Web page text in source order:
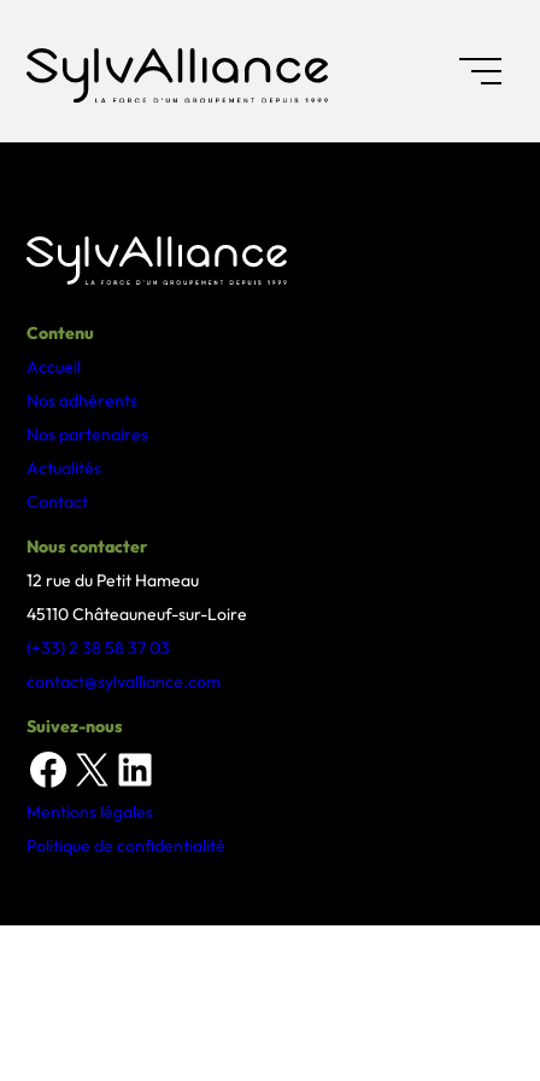
Contenu
Accueil
Nos adhérents
Nos partenaires
Actualités
Contact
Nous contacter
12 rue du Petit Hameau
45110 Châteauneuf-sur-Loire
(+33) 2 38 58 37 03
contact@sylvalliance.com
Suivez-nous
Facebook
X LinkedIn
Mentions légales
Politique de confidentialité